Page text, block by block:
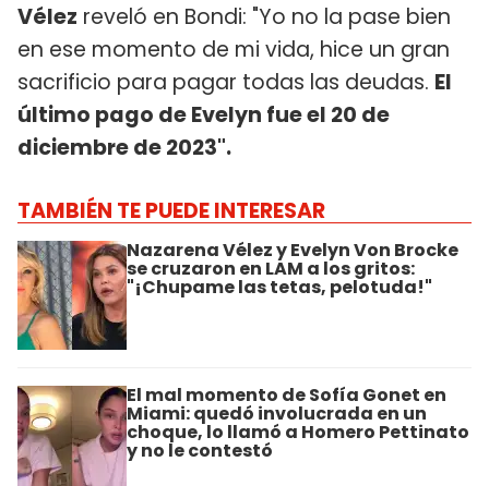
Vélez reveló en Bondi: "Yo no la pase bien
en ese momento de mi vida, hice un gran
sacrificio para pagar todas las deudas. El
último pago de Evelyn fue el 20 de
diciembre de 2023".
TAMBIÉN TE PUEDE INTERESAR
Nazarena Vélez y Evelyn Von Brocke
se cruzaron en LAM a los gritos:
"¡Chupame las tetas, pelotuda!"
El mal momento de Sofía Gonet en
Miami: quedó involucrada en un
choque, lo llamó a Homero Pettinato
y no le contestó